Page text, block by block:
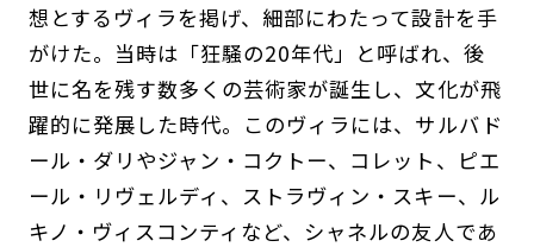
想とするヴィラを掲げ、細部にわたって設計を手
がけた。当時は「狂騒の20年代」と呼ばれ、後
世に名を残す数多くの芸術家が誕生し、文化が飛
躍的に発展した時代。このヴィラには、サルバド
ール・ダリやジャン・コクトー、コレット、ピエ
ール・リヴェルディ、ストラヴィン・スキー、ル
キノ・ヴィスコンティなど、シャネルの友人であ